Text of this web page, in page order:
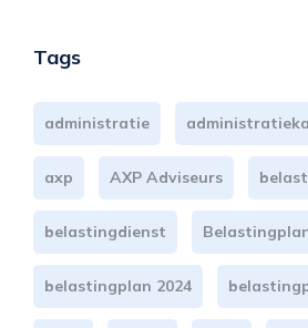
Tags
administratie
axp AXP Adviseurs
belastingdienst
belastingplan 2024